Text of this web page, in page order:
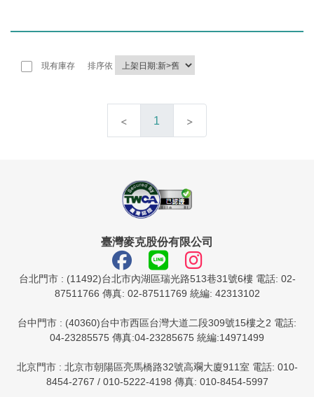
現有庫存 排序依
1
臺灣麥克股份有限公司
台北門市 : (11492)台北市內湖區瑞光路513巷31號6樓 電話: 02-
87511766 傳真: 02-87511769 統編: 42313102
台中門市 : (40360)台中市西區台灣大道二段309號15樓之2 電話:
04-23285575 傳真:04-23285675 統編:14971499
北京門市 : 北京市朝陽區亮馬橋路32號高斕大廈911室 電話: 010-
8454-2767 / 010-5222-4198 傳真: 010-8454-5997